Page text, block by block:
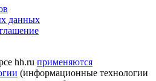
данных
hh.ru применяются
(информационные технологии